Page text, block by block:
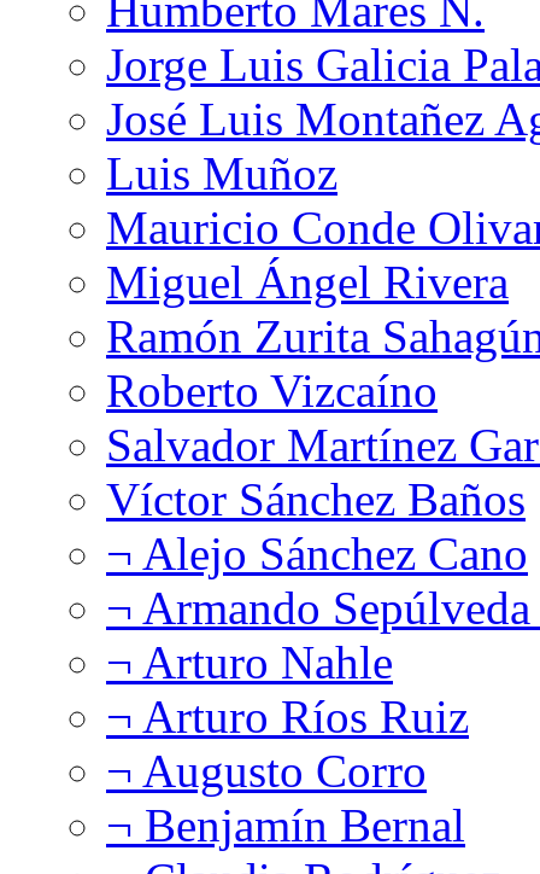
Jorge Luis Galicia
José Luis Montañez
Luis Muñoz
Mauricio Conde
Miguel Ángel Rivera
Ramón Zurita
Roberto Vizcaíno
Salvador Martínez
Víctor Sánchez Baños
¬ Alejo Sánchez Cano
¬ Armando
¬ Arturo Nahle
¬ Arturo Ríos Ruiz
¬ Augusto Corro
¬ Benjamín Bernal